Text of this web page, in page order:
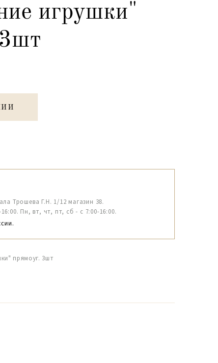
игрушки"
Трошева Г.Н. 1/12 магазин 38.
Пн, вт, чт, пт, сб - с 7:00-16:00.
прямоуг. 3шт